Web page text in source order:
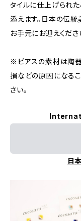
タイルに仕上げられた
添えます。日本の伝
お手元にお迎えくださ
※ピアスの素材は陶器
損などの原因になる
さい。
日